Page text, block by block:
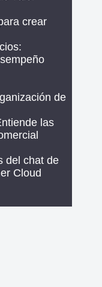
crear
de
las
del chat de
Cloud